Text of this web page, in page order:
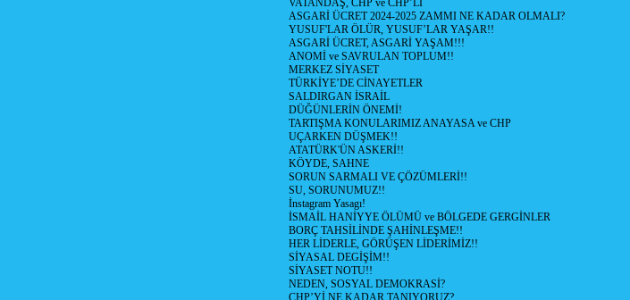
VATANDAŞ, CHP ve CHP’Lİ
ASGARİ ÜCRET 2024-2025 ZAMMI NE KADAR OLMALI?
YUSUF'LAR ÖLÜR, YUSUF’LAR YAŞAR!!
ASGARİ ÜCRET, ASGARİ YAŞAM!!!
ANOMİ ve SAVRULAN TOPLUM!!
MERKEZ SİYASET
TÜRKİYE’DE CİNAYETLER
SALDIRGAN İSRAİL
DÜĞÜNLERİN ÖNEMİ!
TARTIŞMA KONULARIMIZ ANAYASA ve CHP
UÇARKEN DÜŞMEK!!
ATATÜRK'ÜN ASKERİ!!
KÖYDE, SAHNE
SORUN SARMALI VE ÇÖZÜMLERİ!!
SU, SORUNUMUZ!!
İnstagram Yasagı!
İSMAİL HANİYYE ÖLÜMÜ ve BÖLGEDE GERGİNLER
BORÇ TAHSİLİNDE ŞAHİNLEŞME!!
HER LİDERLE, GÖRÜŞEN LİDERİMİZ!!
SİYASAL DEGİŞİM!!
SİYASET NOTU!!
NEDEN, SOSYAL DEMOKRASİ?
CHP’Yİ NE KADAR TANIYORUZ?